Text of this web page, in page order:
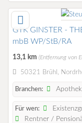
GTK GINSTER -
mbB WP/StB/RA
13,1 km (Entfernung von
50321 Brühl,
Branchen:
Für wen:
Rentner /